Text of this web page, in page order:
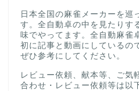
日本全国の麻雀メーカーを巡
す。全自動卓の中を見たりす
味でやってます。全自動麻雀
初に記事と動画にしているの
ぜひ参考にしてください。
レビュー依頼、献本等、ご気
合わせ・レビュー依頼等は以